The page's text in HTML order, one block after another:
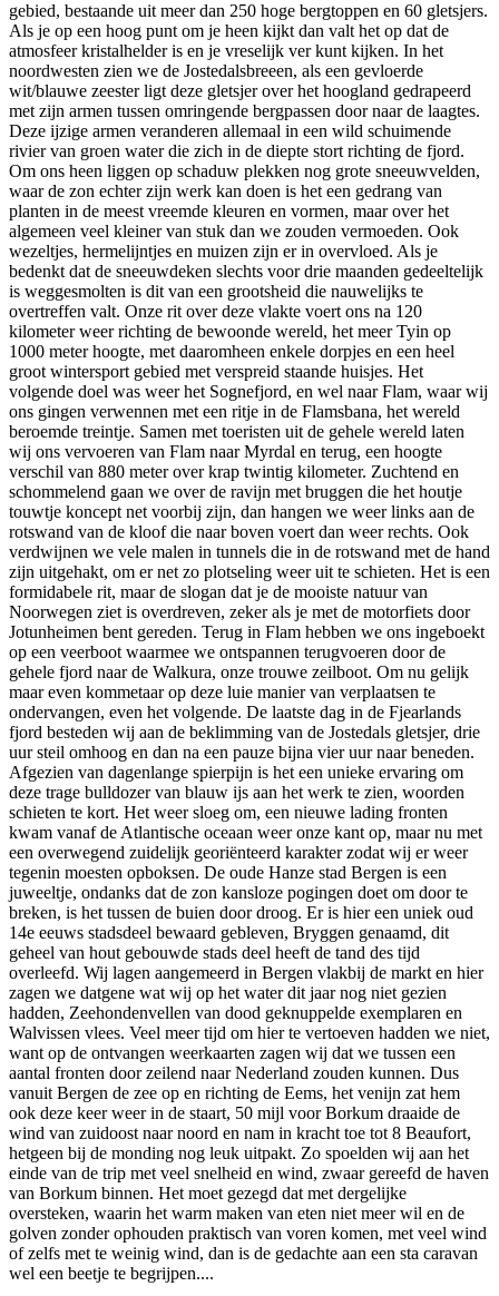
gebied, bestaande uit meer dan 250 hoge bergtoppen en 60 gletsjers.
Als je op een hoog punt om je heen kijkt dan valt het op dat de
atmosfeer kristalhelder is en je vreselijk ver kunt kijken. In het
noordwesten zien we de Jostedalsbreeen, als een gevloerde
wit/blauwe zeester ligt deze gletsjer over het hoogland gedrapeerd
met zijn armen tussen omringende bergpassen door naar de laagtes.
Deze ijzige armen veranderen allemaal in een wild schuimende
rivier van groen water die zich in de diepte stort richting de fjord.
Om ons heen liggen op schaduw plekken nog grote sneeuwvelden,
waar de zon echter zijn werk kan doen is het een gedrang van
planten in de meest vreemde kleuren en vormen, maar over het
algemeen veel kleiner van stuk dan we zouden vermoeden. Ook
wezeltjes, hermelijntjes en muizen zijn er in overvloed. Als je
bedenkt dat de sneeuwdeken slechts voor drie maanden gedeeltelijk
is weggesmolten is dit van een grootsheid die nauwelijks te
overtreffen valt. Onze rit over deze vlakte voert ons na 120
kilometer weer richting de bewoonde wereld, het meer Tyin op
1000 meter hoogte, met daaromheen enkele dorpjes en een heel
groot wintersport gebied met verspreid staande huisjes. Het
volgende doel was weer het Sognefjord, en wel naar Flam, waar wij
ons gingen verwennen met een ritje in de Flamsbana, het wereld
beroemde treintje. Samen met toeristen uit de gehele wereld laten
wij ons vervoeren van Flam naar Myrdal en terug, een hoogte
verschil van 880 meter over krap twintig kilometer. Zuchtend en
schommelend gaan we over de ravijn met bruggen die het houtje
touwtje koncept net voorbij zijn, dan hangen we weer links aan de
rotswand van de kloof die naar boven voert dan weer rechts. Ook
verdwijnen we vele malen in tunnels die in de rotswand met de hand
zijn uitgehakt, om er net zo plotseling weer uit te schieten. Het is een
formidabele rit, maar de slogan dat je de mooiste natuur van
Noorwegen ziet is overdreven, zeker als je met de motorfiets door
Jotunheimen bent gereden. Terug in Flam hebben we ons ingeboekt
op een veerboot waarmee we ontspannen terugvoeren door de
gehele fjord naar de Walkura, onze trouwe zeilboot. Om nu gelijk
maar even kommetaar op deze luie manier van verplaatsen te
ondervangen, even het volgende. De laatste dag in de Fjearlands
fjord besteden wij aan de beklimming van de Jostedals gletsjer, drie
uur steil omhoog en dan na een pauze bijna vier uur naar beneden.
Afgezien van dagenlange spierpijn is het een unieke ervaring om
deze trage bulldozer van blauw ijs aan het werk te zien, woorden
schieten te kort. Het weer sloeg om, een nieuwe lading fronten
kwam vanaf de Atlantische oceaan weer onze kant op, maar nu met
een overwegend zuidelijk georiënteerd karakter zodat wij er weer
tegenin moesten opboksen. De oude Hanze stad Bergen is een
juweeltje, ondanks dat de zon kansloze pogingen doet om door te
breken, is het tussen de buien door droog. Er is hier een uniek oud
14e eeuws stadsdeel bewaard gebleven, Bryggen genaamd, dit
geheel van hout gebouwde stads deel heeft de tand des tijd
overleefd. Wij lagen aangemeerd in Bergen vlakbij de markt en hier
zagen we datgene wat wij op het water dit jaar nog niet gezien
hadden, Zeehondenvellen van dood geknuppelde exemplaren en
Walvissen vlees. Veel meer tijd om hier te vertoeven hadden we niet,
want op de ontvangen weerkaarten zagen wij dat we tussen een
aantal fronten door zeilend naar Nederland zouden kunnen. Dus
vanuit Bergen de zee op en richting de Eems, het venijn zat hem
ook deze keer weer in de staart, 50 mijl voor Borkum draaide de
wind van zuidoost naar noord en nam in kracht toe tot 8 Beaufort,
hetgeen bij de monding nog leuk uitpakt. Zo spoelden wij aan het
einde van de trip met veel snelheid en wind, zwaar gereefd de haven
van Borkum binnen. Het moet gezegd dat met dergelijke
oversteken, waarin het warm maken van eten niet meer wil en de
golven zonder ophouden praktisch van voren komen, met veel wind
of zelfs met te weinig wind, dan is de gedachte aan een sta caravan
wel een beetje te begrijpen....